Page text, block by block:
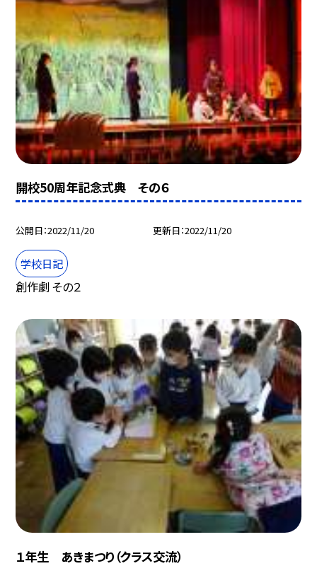
開校50周年記念式典 その６
公開日 2022/11/20 更新日 2022/11/20
学校日記
創作劇 その２
１年生 あきまつり（クラス交流）